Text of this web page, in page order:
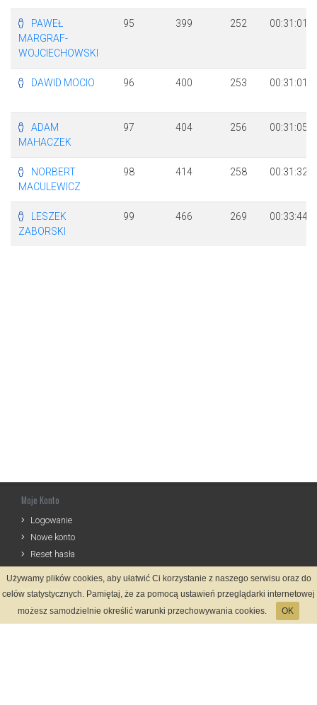
PAWEŁ
MARGRAF-
WOJCIECHOWSKI
95 399 252 00:31:01
DAWID MOCIO 96 400 253 00:31:01
ADAM
MAHACZEK
97 404 256 00:31:05
NORBERT
MACULEWICZ
98 414 258 00:31:32
LESZEK
ZABORSKI
99 466 269 00:33:44
Moje Konto
Logowanie
Nowe konto
Reset hasła
Informacje
Regulamin
Używamy plików cookies, aby ułatwić Ci korzystanie z naszego serwisu oraz do
celów statystycznych. Pamiętaj, że za pomocą ustawień przeglądarki internetowej
możesz samodzielnie określić warunki przechowywania cookies.
OK